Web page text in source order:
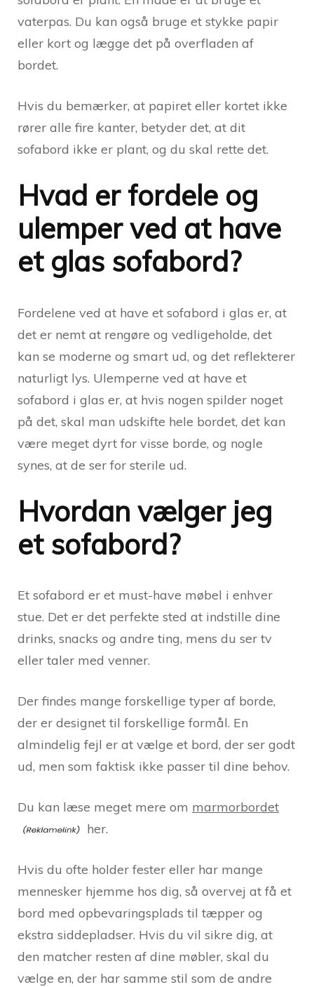
vaterpas. Du kan også bruge et stykke papir
eller kort og lægge det på overfladen af
bordet.
Hvis du bemærker, at papiret eller kortet ikke
rører alle fire kanter, betyder det, at dit
sofabord ikke er plant, og du skal rette det.
Hvad er fordele og
ulemper ved at have
et glas sofabord?
Fordelene ved at have et sofabord i glas er, at
det er nemt at rengøre og vedligeholde, det
kan se moderne og smart ud, og det reflekterer
naturligt lys. Ulemperne ved at have et
sofabord i glas er, at hvis nogen spilder noget
på det, skal man udskifte hele bordet, det kan
være meget dyrt for visse borde, og nogle
synes, at de ser for sterile ud.
Hvordan vælger jeg
et sofabord?
Et sofabord er et must-have møbel i enhver
stue. Det er det perfekte sted at indstille dine
drinks, snacks og andre ting, mens du ser tv
eller taler med venner.
Der findes mange forskellige typer af borde,
der er designet til forskellige formål. En
almindelig fejl er at vælge et bord, der ser godt
ud, men som faktisk ikke passer til dine behov.
Du kan læse meget mere om marmorbordet
her.
Hvis du ofte holder fester eller har mange
mennesker hjemme hos dig, så overvej at få et
bord med opbevaringsplads til tæpper og
ekstra siddepladser. Hvis du vil sikre dig, at
den matcher resten af dine møbler, skal du
vælge en, der har samme stil som de andre